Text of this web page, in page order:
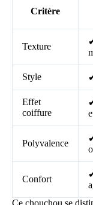
Critère
Texture
Style
Effet
coiffure
Polyvalence
Confort